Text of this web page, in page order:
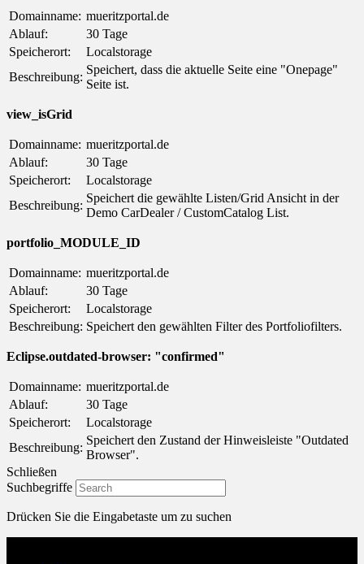
Domainname: mueritzportal.de
Ablauf:
30 Tage
Speicherort:
Localstorage
Beschreibung:
Speichert, dass die aktuelle Seite eine "Onepage"
Seite ist.
view_isGrid
Domainname: mueritzportal.de
Ablauf:
30 Tage
Speicherort:
Localstorage
Beschreibung:
Speichert die gewählte Listen/Grid Ansicht in der
Demo CarDealer / CustomCatalog List.
portfolio_MODULE_ID
Domainname: mueritzportal.de
Ablauf:
30 Tage
Speicherort:
Localstorage
Beschreibung: Speichert den gewählten Filter des Portfoliofilters.
Eclipse.outdated-browser: "confirmed"
Domainname: mueritzportal.de
Ablauf:
30 Tage
Speicherort:
Localstorage
Beschreibung:
Speichert den Zustand der Hinweisleiste "Outdated
Browser".
Schließen
Suchbegriffe
Drücken Sie die Eingabetaste um zu suchen